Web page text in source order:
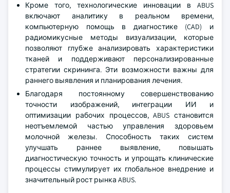
Кроме того, технологические инновации в ABUS
включают аналитику в реальном времени,
компьютерную помощь в диагностике (CAD) и
радиомикусные методы визуализации, которые
позволяют глубже анализировать характеристики
тканей и поддерживают персонализированные
стратегии скрининга. Эти возможности важны для
раннего выявления и планирования лечения.
Благодаря постоянному совершенствованию
точности изображений, интеграции ИИ и
оптимизации рабочих процессов, ABUS становится
неотъемлемой частью управления здоровьем
молочной железы. Способность таких систем
улучшать раннее выявление, повышать
диагностическую точность и упрощать клинические
процессы стимулирует их глобальное внедрение и
значительный рост рынка ABUS.